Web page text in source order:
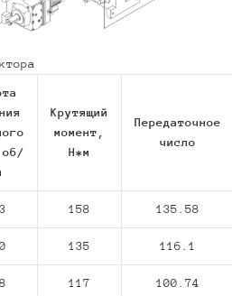
Крутящий
момент,
Н*м
Передаточное
число
158 135.58
135 116.1
117 100.74